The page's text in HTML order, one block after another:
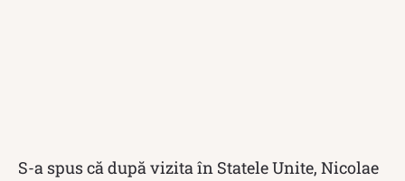
S-a spus că după vizita în Statele Unite, Nicolae